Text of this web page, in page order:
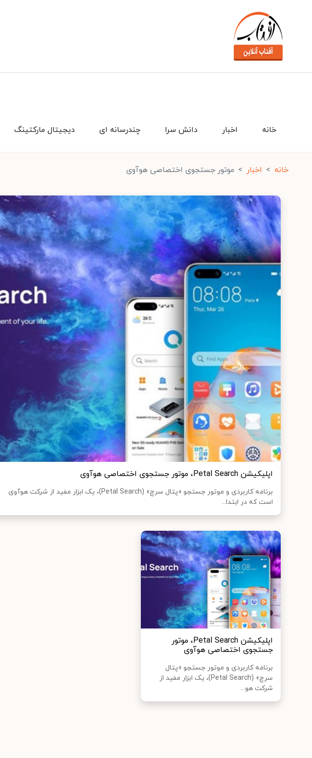
دیجیتال مارکتینگ چندرسانه ای دانش سرا اخبار خانه
خانه اخبار موتور جستجوی اختصاصی هوآوی
اپلیکیشن Petal Search، موتور جستجوی اختصاصی هوآوی
برنامه کاربردی و موتور جستجو «پتال سرچ» (Petal Search)، یک ابزار مفید از شرکت هوآوی
است که در ابتدا...
اپلیکیشن Petal Search، موتور
جستجوی اختصاصی هوآوی
برنامه کاربردی و موتور جستجو «پتال
سرچ» (Petal Search)، یک ابزار مفید از
شرکت هو...